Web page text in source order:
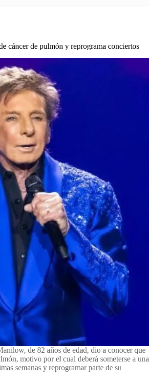
cáncer de pulmón y reprograma conciertos
de 82 años de edad, dio a conocer que
motivo por el cual deberá someterse a una
semanas y reprogramar parte de su